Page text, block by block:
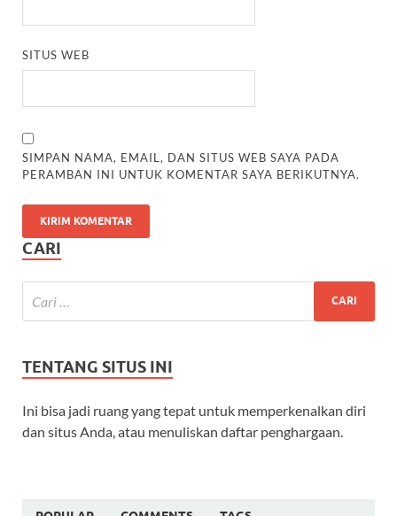
SITUS WEB
SIMPAN NAMA, EMAIL, DAN SITUS WEB SAYA PADA
PERAMBAN INI UNTUK KOMENTAR SAYA BERIKUTNYA.
CARI
TENTANG SITUS INI
Ini bisa jadi ruang yang tepat untuk memperkenalkan diri
dan situs Anda, atau menuliskan daftar penghargaan.